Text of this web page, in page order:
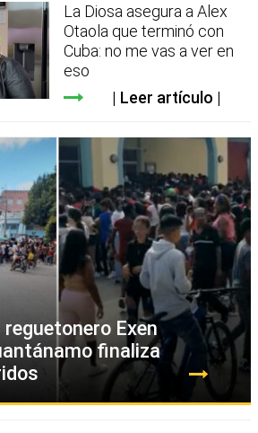
La Diosa asegura a Alex
Otaola que terminó con
Cuba: no me vas a ver en
eso
Leer artículo
Exen
finaliza